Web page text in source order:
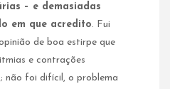
– e demasiadas
em que acredito. Fui
de boa estirpe que
e contrações
não foi difícil, o problema